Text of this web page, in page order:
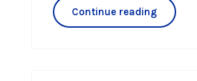
Continue reading